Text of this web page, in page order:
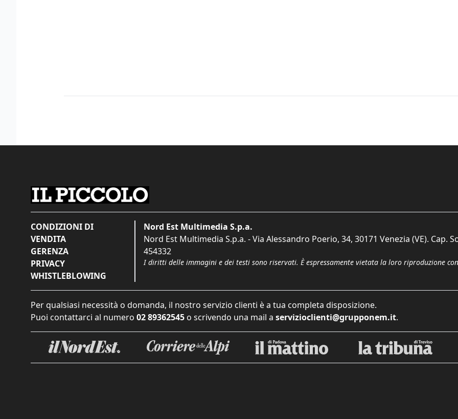
CONDIZIONI DI
VENDITA
GERENZA
PRIVACY
WHISTLEBLOWING
Nord Est Multimedia S.p.a.
Nord Est Multimedia S.p.a. - Via Alessandro Poerio, 34, 30171 Venezia (VE). Cap.
454332
I diritti delle immagini e dei testi sono riservati. È espressamente vietata la loro riproduzione
Per qualsiasi necessità o domanda, il nostro servizio clienti è a tua completa disposizione.
Puoi contattarci al numero 02 89362545 o scrivendo una mail a servizioclienti@grupponem.it.